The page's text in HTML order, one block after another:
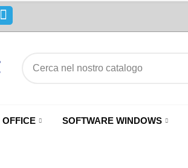
OFFICE SOFTWARE WINDOWS